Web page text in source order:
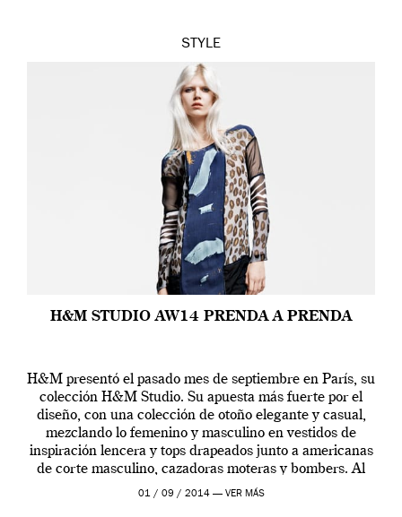
STYLE
H&M STUDIO AW14 PRENDA A PRENDA
H&M presentó el pasado mes de septiembre en París, su
colección H&M Studio. Su apuesta más fuerte por el
diseño, con una colección de otoño elegante y casual,
mezclando lo femenino y masculino en vestidos de
inspiración lencera y tops drapeados junto a americanas
de corte masculino, cazadoras moteras y bombers. Al
frente de la […]
01 / 09 / 2014 — VER MÁS